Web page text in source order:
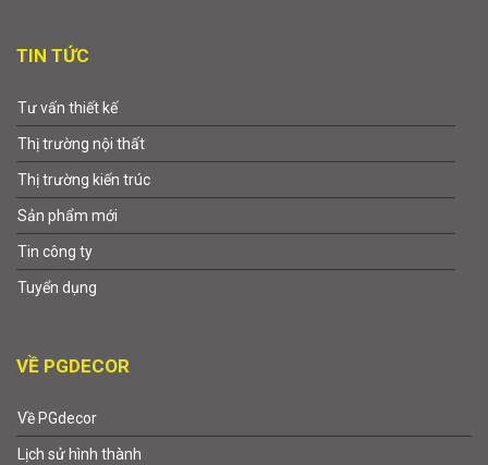
TIN TỨC
Tư vấn thiết kế
Thị trường nội thất
Thị trường kiến trúc
Sản phẩm mới
Tin công ty
Tuyển dụng
VỀ PGDECOR
Về PGdecor
Lịch sử hình thành